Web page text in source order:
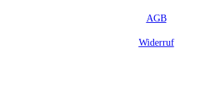
AGB
Widerruf